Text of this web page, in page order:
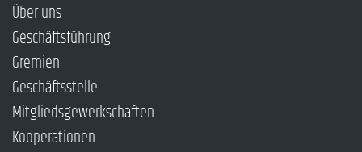
Über uns
Geschäftsführung
Gremien
Geschäftsstelle
Mitgliedsgewerkschaften
Kooperationen